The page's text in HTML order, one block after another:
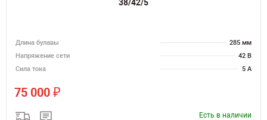
38/42/5
Длина булавы
285 мм
Напряжение сети
42 В
Сила тока
5 А
75 000 ₽
Есть в наличии